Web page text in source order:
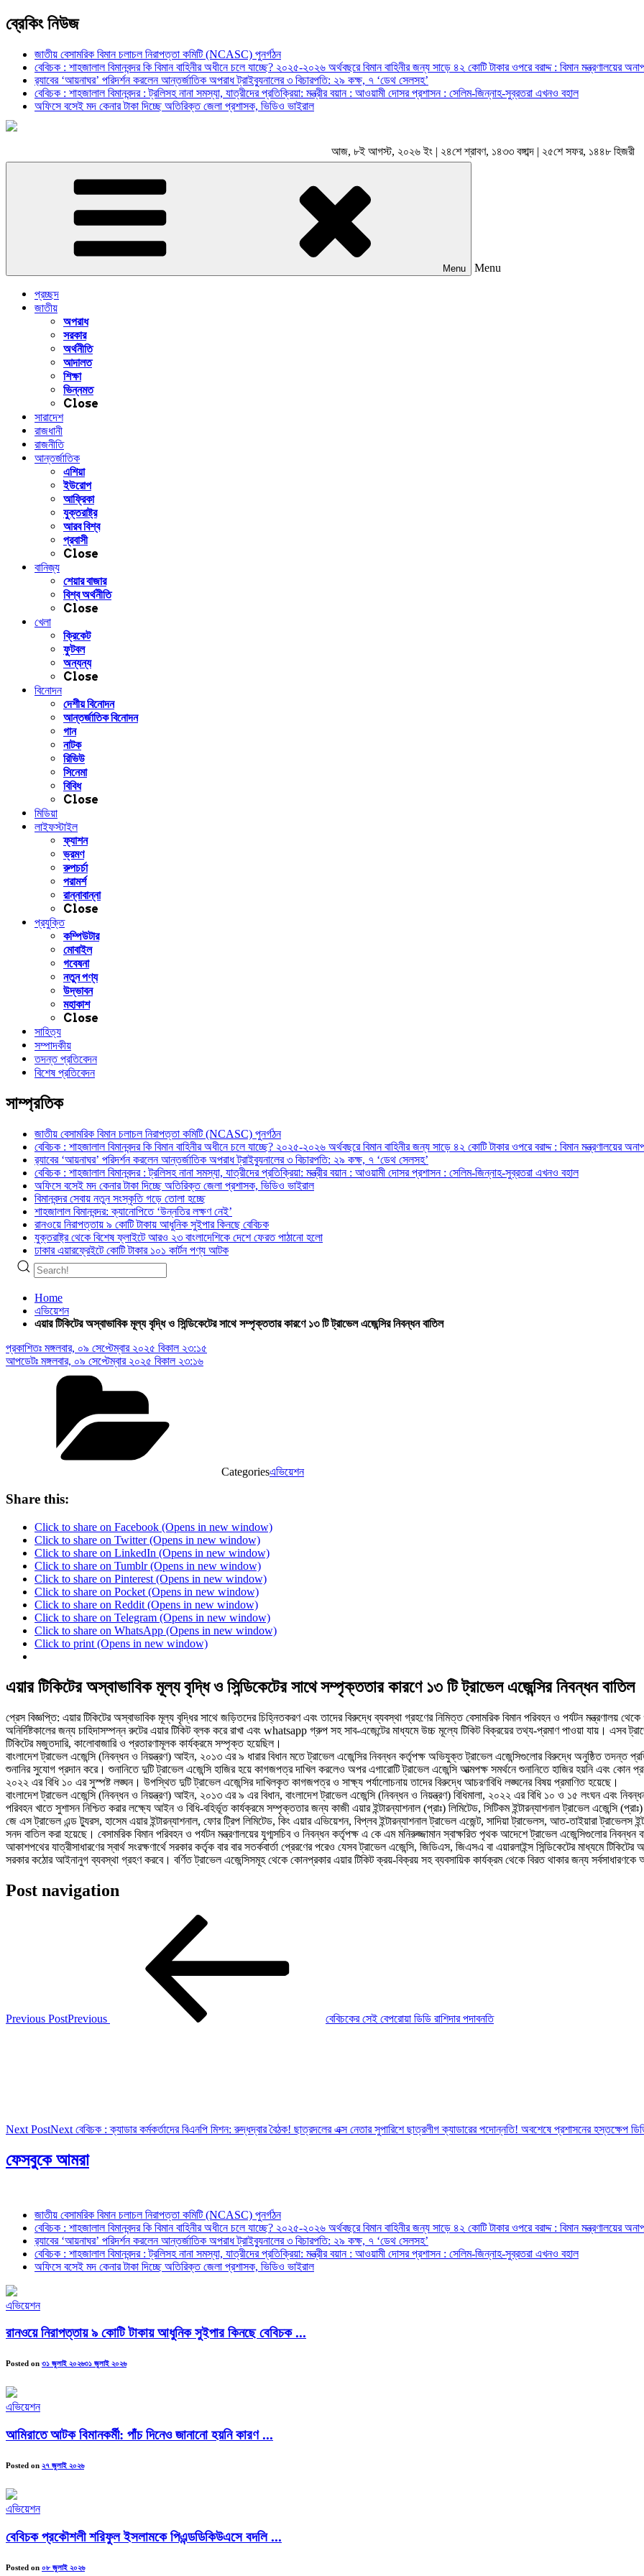
ব্রেকিং নিউজ
জাতীয় বেসামরিক বিমান চলাচল নিরাপত্তা কমিটি (NCASC) পুনর্গঠন
বেবিচক : শাহজালাল বিমানবন্দর কি বিমান বাহিনীর অধীনে চলে যাচ্ছে? ২০২৫-২০২৬ অর্থবছরে বিমান বাহিনীর জন্য সাড়ে ৪২ কোটি টাকার ওপরে বরাদ্দ : বিমান মন্ত্রণালয়ের
র‍্যাবের ‘আয়নাঘর’ পরিদর্শন করলেন আন্তর্জাতিক অপরাধ ট্রাইব্যুনালের ৩ বিচারপতি: ২৯ কক্ষ, ৭ ‘ডেথ সেলসহ’
বেবিচক : শাহজালাল বিমানবন্দর : ট্রলিসহ নানা সমস্যা, যাত্রীদের প্রতিক্রিয়া: মন্ত্রীর বয়ান : আওয়ামী দোসর প্রশাসন : সেলিম-জিন্নাহ-সুব্রতরা এখনও বহাল
অফিসে বসেই মদ কেনার টাকা দিচ্ছে অতিরিক্ত জেলা প্রশাসক, ভিডিও ভাইরাল
আজ, ৮ই আগস্ট, ২০২৬ ইং | ২৪শে শ্রাবণ, ১৪৩৩ বঙ্গাব্দ | ২৫শে সফর, ১৪৪৮ হিজরী
Menu Menu
প্রচ্ছদ
জাতীয়
অপরাধ
সরকার
অর্থনীতি
আদালত
শিক্ষা
ভিন্নমত
Close
সারাদেশ
রাজধানী
রাজনীতি
আন্তর্জাতিক
এশিয়া
ইউরোপ
আফ্রিকা
যুক্তরাষ্ট্র
আরব বিশ্ব
প্রবাসী
Close
বানিজ্য
শেয়ার বাজার
বিশ্ব অর্থনীতি
Close
খেলা
ক্রিকেট
ফুটবল
অন্যন্য
Close
বিনোদন
দেশীয় বিনোদন
আন্তর্জাতিক বিনোদন
গান
নাটক
রিভিউ
সিনেমা
বিবিধ
Close
মিডিয়া
লাইফস্টাইল
ফ্যাশন
ভ্রমণ
রুপচর্চা
পরামর্শ
রান্নাবান্না
Close
প্রযুক্তি
কম্পিউটার
মোবাইল
গবেষনা
নতুন পণ্য
উদ্ভাবন
মহাকাশ
Close
সাহিত্য
সম্পাদকীয়
তদন্ত প্রতিবেদন
বিশেষ প্রতিবেদন
সাম্প্রতিক
জাতীয় বেসামরিক বিমান চলাচল নিরাপত্তা কমিটি (NCASC) পুনর্গঠন
বেবিচক : শাহজালাল বিমানবন্দর কি বিমান বাহিনীর অধীনে চলে যাচ্ছে? ২০২৫-২০২৬ অর্থবছরে বিমান বাহিনীর জন্য সাড়ে ৪২ কোটি টাকার ওপরে বরাদ্দ : বিমান মন্ত্রণালয়ের
র‍্যাবের ‘আয়নাঘর’ পরিদর্শন করলেন আন্তর্জাতিক অপরাধ ট্রাইব্যুনালের ৩ বিচারপতি: ২৯ কক্ষ, ৭ ‘ডেথ সেলসহ’
বেবিচক : শাহজালাল বিমানবন্দর : ট্রলিসহ নানা সমস্যা, যাত্রীদের প্রতিক্রিয়া: মন্ত্রীর বয়ান : আওয়ামী দোসর প্রশাসন : সেলিম-জিন্নাহ-সুব্রতরা এখনও বহাল
অফিসে বসেই মদ কেনার টাকা দিচ্ছে অতিরিক্ত জেলা প্রশাসক, ভিডিও ভাইরাল
বিমানবন্দর সেবায় নতুন সংস্কৃতি গড়ে তোলা হচ্ছে
শাহজালাল বিমানবন্দর: ক্যানোপিতে ‘উন্নতির লক্ষণ নেই’
রানওয়ে নিরাপত্তায় ৯ কোটি টাকায় আধুনিক সুইপার কিনছে বেবিচক
যুক্তরাষ্ট্র থেকে বিশেষ ফ্লাইটে আরও ২৩ বাংলাদেশিকে দেশে ফেরত পাঠানো হলো
ঢাকার এয়ারফ্রেইটে কোটি টাকার ১০১ কার্টন পণ্য আটক
Home
এভিয়েশন
এয়ার টিকিটের অস্বাভাবিক মূল্য বৃদ্ধি ও সিন্ডিকেটের সাথে সম্পৃক্ততার কারণে ১৩ টি ট্রাভেল এজেন্সির নিবন্ধন বাতিল
প্রকাশিতঃ মঙ্গলবার, ০৯ সেপ্টেম্বার ২০২৫ বিকাল ২৩:১৫
আপডেটঃ মঙ্গলবার, ০৯ সেপ্টেম্বার ২০২৫ বিকাল ২৩:১৬
Categoriesএভিয়েশন
Share this:
Click to share on Facebook (Opens in new window)
Click to share on Twitter (Opens in new window)
Click to share on LinkedIn (Opens in new window)
Click to share on Tumblr (Opens in new window)
Click to share on Pinterest (Opens in new window)
Click to share on Pocket (Opens in new window)
Click to share on Reddit (Opens in new window)
Click to share on Telegram (Opens in new window)
Click to share on WhatsApp (Opens in new window)
Click to print (Opens in new window)
এয়ার টিকিটের অস্বাভাবিক মূল্য বৃদ্ধি ও সিন্ডিকেটের সাথে সম্পৃক্ততার কারণে ১৩ টি ট্রাভেল এজেন্সির নিবন্ধন বাতিল
প্রেস বিজ্ঞপ্তি: এয়ার টিকিটের অস্বাভাবিক মূল্য বৃদ্ধির সাথে জড়িতদের চিহ্নিতকরণ এবং তাদের বিরুদ্ধে ব্যবস্থা গ্রহণের নিমিত্ত বেসামরিক বিমান পরিবহন ও পর্যটন মন্ত্রণালয়
অনির্দিষ্টকালের জন্য চাহিদাসম্পন্ন রুটের এয়ার টিকিট ব্লক করে রাখা এবং whatsapp গ্রুপ সহ সাব-এজেন্টের মাধ্যমে উচ্চ মূল্যে টিকিট বিক্রয়ের তথ্য-প্রমাণ পাওয়া যায়। এসব
টিকিটের মজুতদারি, কালোবাজারি ও প্রতারণামূলক কার্যক্রমে সম্পৃক্ত হয়েছিল।
বাংলাদেশ ট্রাভেল এজেন্সি (নিবন্ধন ও নিয়ন্ত্রণ) আইন, ২০১৩ এর ৯ ধারার বিধান মতে ট্রাভেল এজেন্সির নিবন্ধন কর্তৃপক্ষ অভিযুক্ত ট্রাভেল এজেন্সিগুলোর বিরুদ্ধে অনুষ্ঠিত তদন্ত
শুনানির সুযোগ প্রদান করে। শুনানিতে দুটি ট্রাভেল এজেন্সি হাজির হয়ে কাগজপত্র দাখিল করলেও অপর এগারোটি ট্রাভেল এজেন্সি আত্মপক্ষ সমর্থনে শুনানিতে হাজির হয়নি এবং কোন
২০২২ এর বিধি ১০ এর সুস্পষ্ট লঙ্ঘন। উপস্থিত দুটি ট্রাভেল এজেন্সির দাখিলকৃত কাগজপত্র ও সাক্ষ্য পর্যালোচনায় তাদের বিরুদ্ধে আচরণবিধি লঙ্ঘনের বিষয় প্রমাণিত হয়েছে।
বাংলাদেশ ট্রাভেল এজেন্সি (নিবন্ধন ও নিয়ন্ত্রণ) আইন, ২০১৩ এর ৯ এর বিধান, বাংলাদেশ ট্রাভেল এজেন্সি (নিবন্ধন ও নিয়ন্ত্রণ) বিধিমালা, ২০২২ এর বিধি ১০ ও ১৫ লংঘন এবং
পরিবহন খাতে সুশাসন নিশ্চিত করার লক্ষ্যে আইন ও বিধি-বহির্ভূত কার্যক্রমে সম্পৃক্ততার জন্য কাজী এয়ার ইন্টারন্যাশনাল (প্রাঃ) লিমিটেড, সিটিকম ইন্টারন্যাশনাল ট্রাভেল এজেন্সি (প্রাঃ)
জে এস ট্রাভেল এন্ড ট্যুরস, হাসেম এয়ার ইন্টারন্যাশনাল, ফোর ট্রিপ লিমিটেড, কিং এয়ার এভিয়েশন, বিপ্লব ইন্টারন্যাশনাল ট্রাভেল এজেন্ট, সাদিয়া ট্রাভেলস, আত-তাইয়ারা
সনদ বাতিল করা হয়েছে। বেসামরিক বিমান পরিবহন ও পর্যটন মন্ত্রণালয়ের যুগ্মসচিব ও নিবন্ধন কর্তৃপক্ষ এ কে এম মনিরুজ্জামান স্বাক্ষরিত পৃথক আদেশে ট্রাভেল এজেন্সিগুলোর নিবন্ধন
আকাশপথের যাত্রীসাধারণের স্বার্থ সংরক্ষণার্থে সরকার কর্তৃক বার বার সতর্কবার্তা প্রেরণের পরেও যেসব ট্রাভেল এজেন্সি, জিডিএস, জিএসএ বা এয়ারলাইন্স সিন্ডিকেটের মাধ্যমে
সরকার কঠোর আইনানুগ ব্যবস্থা গ্রহণ করবে। বর্ণিত ট্রাভেল এজেন্সিসমূহ থেকে কোনপ্রকার এয়ার টিকিট ক্রয়-বিক্রয় সহ ব্যবসায়িক কার্যক্রম থেকে বিরত থাকার জন্য সর্বসাধারণকে
Post navigation
Previous PostPrevious বেবিচকের সেই বেপরোয়া ডিডি রাশিদার পদাবনতি
Next PostNext বেবিচক : ক্যাডার কর্মকর্তাদের বিএনপি মিশন: রুদ্ধদ্বার বৈঠক! ছাত্রদলের এক্স নেতার সুপারিশে ছাত্রলীগ ক্যাডারের পদোন্নতি! অবশেষে প্রশাসনের হস্তক্ষেপ
ফেসবুকে আমরা
জাতীয় বেসামরিক বিমান চলাচল নিরাপত্তা কমিটি (NCASC) পুনর্গঠন
বেবিচক : শাহজালাল বিমানবন্দর কি বিমান বাহিনীর অধীনে চলে যাচ্ছে? ২০২৫-২০২৬ অর্থবছরে বিমান বাহিনীর জন্য সাড়ে ৪২ কোটি টাকার ওপরে বরাদ্দ : বিমান মন্ত্রণালয়ের
র‍্যাবের ‘আয়নাঘর’ পরিদর্শন করলেন আন্তর্জাতিক অপরাধ ট্রাইব্যুনালের ৩ বিচারপতি: ২৯ কক্ষ, ৭ ‘ডেথ সেলসহ’
বেবিচক : শাহজালাল বিমানবন্দর : ট্রলিসহ নানা সমস্যা, যাত্রীদের প্রতিক্রিয়া: মন্ত্রীর বয়ান : আওয়ামী দোসর প্রশাসন : সেলিম-জিন্নাহ-সুব্রতরা এখনও বহাল
অফিসে বসেই মদ কেনার টাকা দিচ্ছে অতিরিক্ত জেলা প্রশাসক, ভিডিও ভাইরাল
এভিয়েশন
রানওয়ে নিরাপত্তায় ৯ কোটি টাকায় আধুনিক সুইপার কিনছে বেবিচক ...
Posted on ৩১ জুলাই ২০২৬৩১ জুলাই ২০২৬
এভিয়েশন
আমিরাতে আটক বিমানকর্মী: পাঁচ দিনেও জানানো হয়নি কারণ ...
Posted on ২৭ জুলাই ২০২৬
এভিয়েশন
বেবিচক প্রকৌশলী শরিফুল ইসলামকে পিএন্ডডিকিউএসে বদলি ...
Posted on ০৮ জুলাই ২০২৬